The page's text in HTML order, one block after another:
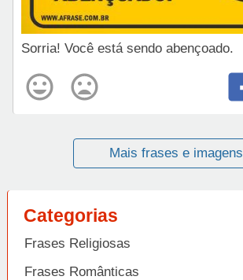
Sorria! Você está sendo abençoado.
Mais frases e imagens
Categorias
Frases Religiosas
Frases Românticas